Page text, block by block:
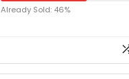
Already Sold: 46%